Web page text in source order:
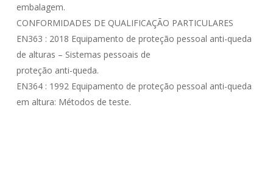
embalagem.
CONFORMIDADES DE QUALIFICAÇÃO PARTICULARES
EN363 : 2018 Equipamento de proteção pessoal anti-queda
de alturas – Sistemas pessoais de
proteção anti-queda.
EN364 : 1992 Equipamento de proteção pessoal anti-queda
em altura: Métodos de teste.